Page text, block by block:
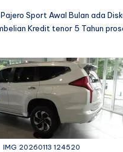
Sport Awal Bulan ada
Kredit tenor 5 Tahun
IMG 20260113 124520